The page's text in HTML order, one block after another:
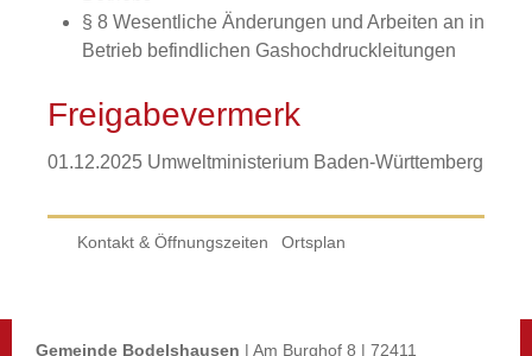
§ 8 Wesentliche Änderungen und Arbeiten an in
Betrieb befindlichen Gashochdruckleitungen
Freigabevermerk
01.12.2025 Umweltministerium Baden-Württemberg
Kontakt & Öffnungszeiten Ortsplan
Gemeinde Bodelshausen | Am Burghof 8 | 72411